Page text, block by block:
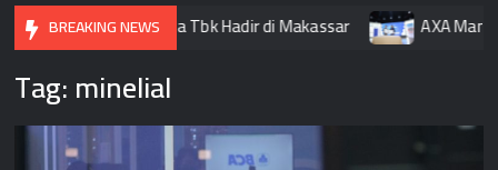
BREAKING NEWS
Muamalat Indonesia Tbk Hadir di Makassar AXA Mandiri
Tag:minelial